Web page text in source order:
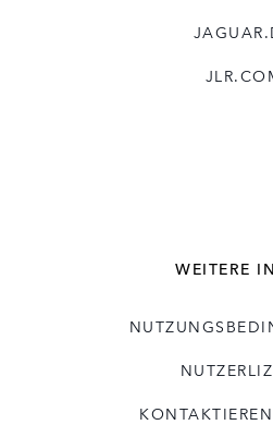
WEITERE